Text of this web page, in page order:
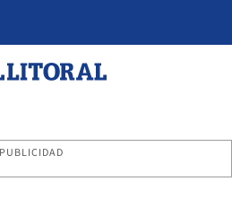
PUBLICIDAD